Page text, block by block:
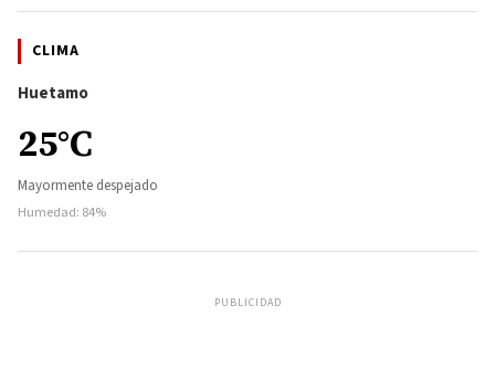
CLIMA
Huetamo
25°C
Mayormente despejado
Humedad: 84%
PUBLICIDAD